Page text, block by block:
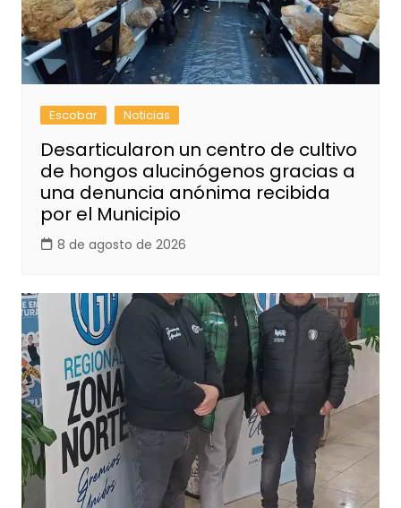
Escobar Noticias
Desarticularon un centro de cultivo
de hongos alucinógenos gracias a
una denuncia anónima recibida
por el Municipio
8 de agosto de 2026